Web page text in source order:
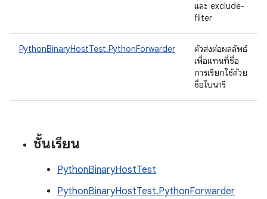
และ exclude-
filter
PythonBinaryHostTest.PythonForwarder
ตัวส่งต่อผลลัพธ์
เพื่อแทนที่ชื่อ
การเรียกใช้ด้วย
ชื่อไบนารี
ชั้นเรียน
PythonBinaryHostTest
PythonBinaryHostTest.PythonForwarder